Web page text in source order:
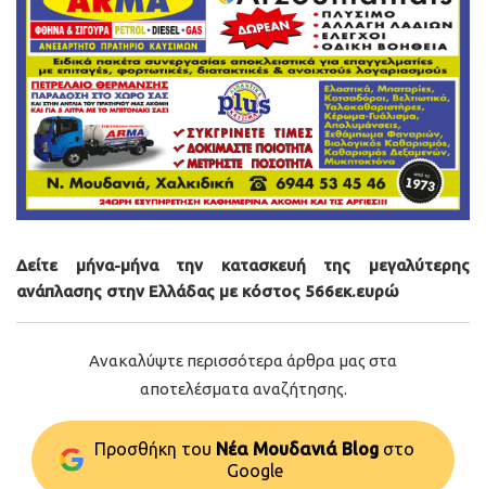
Δείτε μήνα-μήνα την κατασκευή της μεγαλύτερης
ανάπλασης στην Ελλάδας με κόστος 566εκ.ευρώ
Ανακαλύψτε περισσότερα άρθρα μας στα
αποτελέσματα αναζήτησης.
Προσθήκη του Νέα Μουδανιά Blog στo
Google